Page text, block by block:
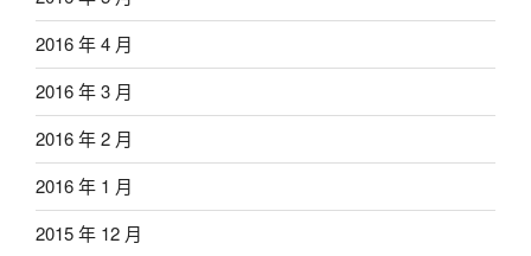
2016 年 4 月
2016 年 3 月
2016 年 2 月
2016 年 1 月
2015 年 12 月